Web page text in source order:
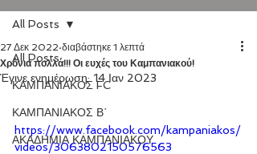
All Posts
ΚΑΜΠΑΝΙΑΚΟΣ FC
ΚΑΜΠΑΝΙΑΚΟΣ Β΄
ΑΚΑΔΗΜΙΑ ΚΑΜΠΑΝΙΑΚΟΥ
All Posts
Χρόνια πολλά!!! Οι ευχές του Καμπανιακού!
27 Δεκ 2022 διαβάστηκε 1 λεπτά
Έγινε ενημέρωση: 14 Ιαν 2023
https://www.facebook.com/kampaniakos/
videos/3063802150576563